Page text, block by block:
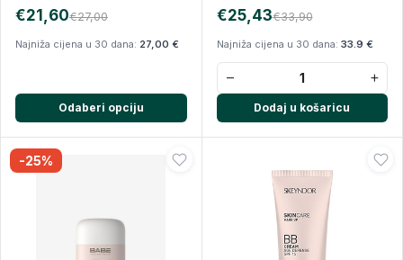
€27,00
€21,60
Najniža cijena u 30 dana: 27,00 €
Odaberi opciju
€33,90
€25,43
Najniža cijena u 30 dana: 33.9 €
− +
Dodaj u košaricu
-25%